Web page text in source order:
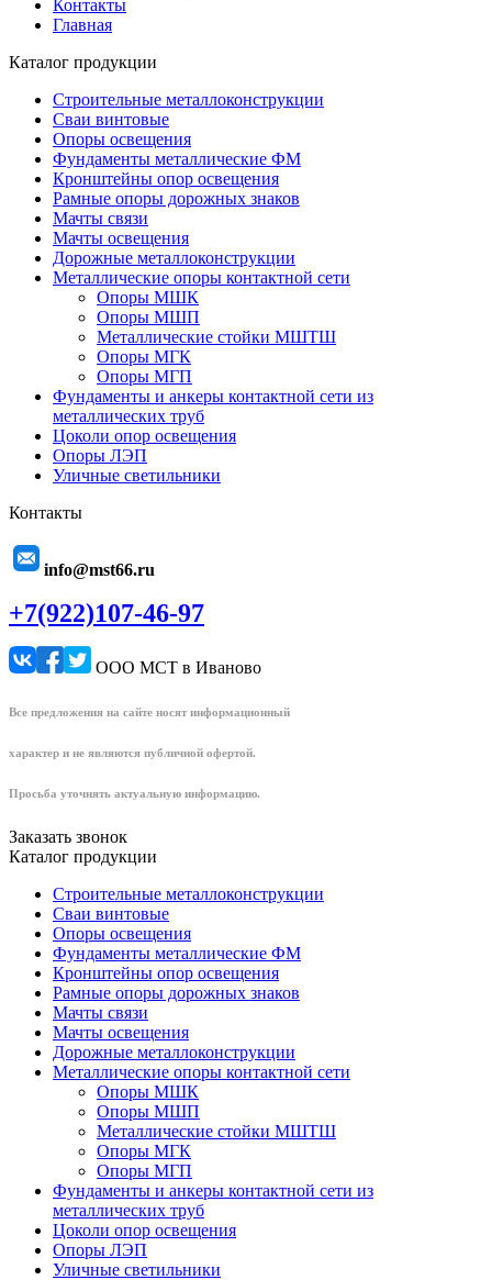
Контакты
Главная
Каталог продукции
Строительные металлоконструкции
Сваи винтовые
Опоры освещения
Фундаменты металлические ФМ
Кронштейны опор освещения
Рамные опоры дорожных знаков
Мачты связи
Мачты освещения
Дорожные металлоконструкции
Металлические опоры контактной сети
Опоры МШК
Опоры МШП
Металлические стойки МШТШ
Опоры МГК
Опоры МГП
Фундаменты и анкеры контактной сети из
металлических труб
Цоколи опор освещения
Опоры ЛЭП
Уличные светильники
Контакты
info@mst66.ru
+7(922)107-46-97
ООО МСТ в Иваново
Все предложения на сайте носят информационный
характер и не являются публичной офертой.
Просьба уточнять актуальную информацию.
Заказать звонок
Каталог продукции
Строительные металлоконструкции
Сваи винтовые
Опоры освещения
Фундаменты металлические ФМ
Кронштейны опор освещения
Рамные опоры дорожных знаков
Мачты связи
Мачты освещения
Дорожные металлоконструкции
Металлические опоры контактной сети
Опоры МШК
Опоры МШП
Металлические стойки МШТШ
Опоры МГК
Опоры МГП
Фундаменты и анкеры контактной сети из
металлических труб
Цоколи опор освещения
Опоры ЛЭП
Уличные светильники